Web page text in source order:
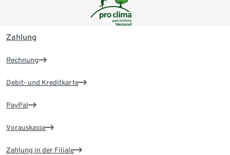
Zahlung
Rechnung
Debit- und Kreditkarte
PayPal
Vorauskasse
Zahlung in der Filiale